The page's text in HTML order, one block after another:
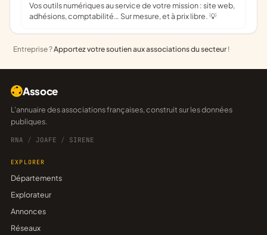
Vos outils numériques au service de votre mission : site web,
adhésions, comptabilité… Sur mesure, et à prix libre. 💡
Entreprise ?Apportez votre soutien aux associations du secteur !
Assoce
L'annuaire des associations françaises, construit sur les données
publiques.
RNA / JOAFE / SIRENE
EXPLORER
Départements
Explorateur
Annonces
Réseaux